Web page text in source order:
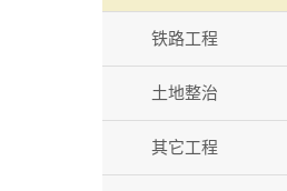
铁路工程
土地整治
其它工程